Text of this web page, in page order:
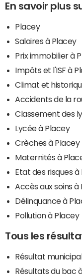
En savoir plus
Placey
Salaires à Placey
Prix immobilier à
Impôts et l'ISF à
Climat et
Accidents de la
Classement des
Lycée à Placey
Crèches à Placey
Maternités à
Etat des risques à
Accès aux soins à
Délinquance à
Pollution à Placey
Tous les
Résultat
Résultats du bac